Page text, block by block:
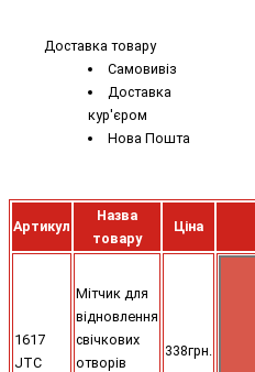
Доставка товару
Самовивіз
Доставка
кур'єром
Нова Пошта
Артикул
Назва
товару
Ціна
1617
JTC
Мітчик для
відновлення
свічкових
отворів
338грн.